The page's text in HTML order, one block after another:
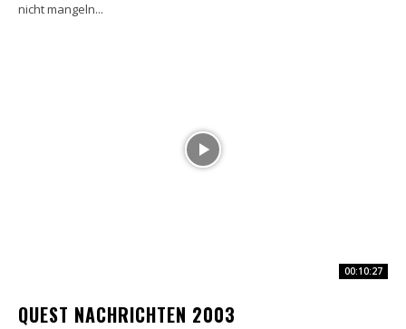
nicht mangeln...
00:10:27
QUEST NACHRICHTEN 2003